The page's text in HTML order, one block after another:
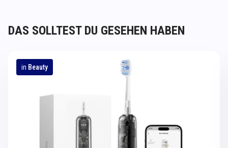
DAS SOLLTEST DU GESEHEN HABEN
in Beauty